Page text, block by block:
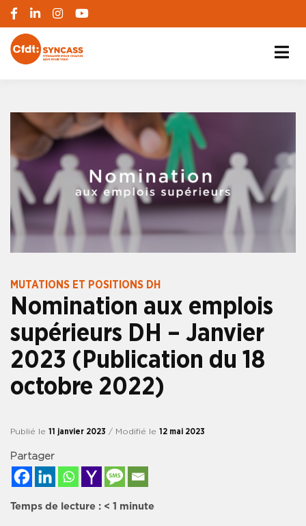
MUTATIONS ET POSITIONS DH
Nomination aux emplois
supérieurs DH – Janvier
2023 (Publication du 18
octobre 2022)
Publié le 11 janvier 2023 / Modifié le 12 mai 2023
Partager
Temps de lecture : < 1 minute